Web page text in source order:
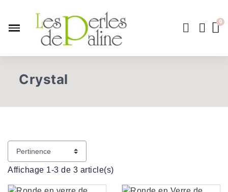
Crystal
Affichage 1-3 de 3 article(s)